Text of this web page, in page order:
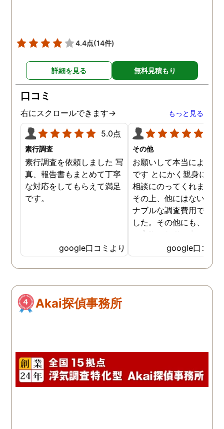
4.4点(14件)
詳細を見る 無料見積もり
口コミ
右にスクロールできます→ もっと見る
5.0点
素行調査
素行調査を依頼しました 写
真、報告書もまとめて丁寧
な対応をしてもらえて満足
です。
google口コミより
その他
お願いして本当によかっ
です とにかく親身にな
相談にのってくれました
その上、他にはないリー
ナブルな調査費用で済み
した。その他にも、相談
ら実際に行動に出て頂い
のが、スゴく早く問題を
決していただき、大変助
りました。 次回も是非
しろ最初の相談の段階が
google口コミ
Akai探偵事務所